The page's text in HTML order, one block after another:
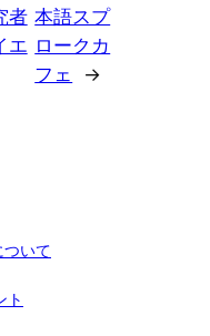
者
エ
本語スプ
ロークカ
フェ
→
ついて
ト